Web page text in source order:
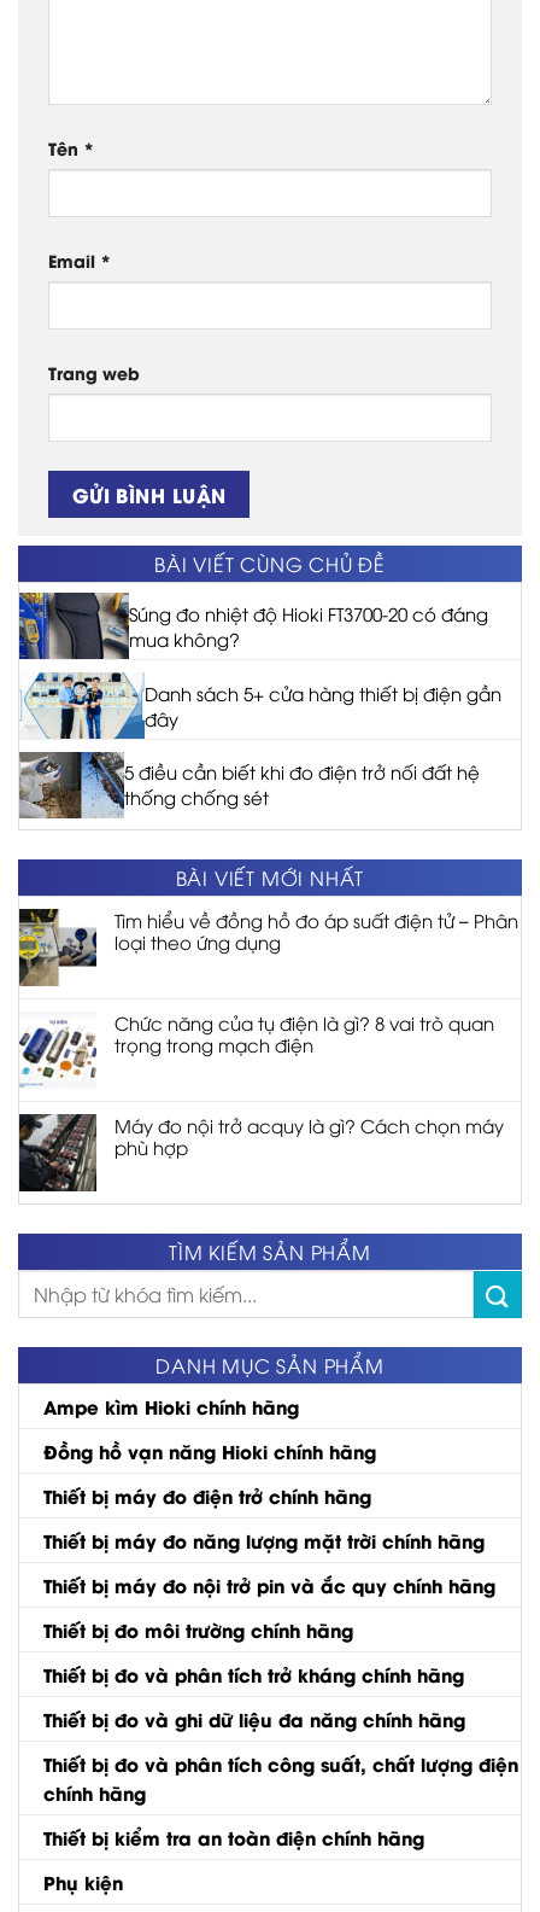
Tên *
Email *
Trang web
BÀI VIẾT CÙNG CHỦ ĐỀ
Súng đo nhiệt độ Hioki FT3700-20 có đáng
mua không?
Danh sách 5+ cửa hàng thiết bị điện gần
đây
5 điều cần biết khi đo điện trở nối đất hệ
thống chống sét
BÀI VIẾT MỚI NHẤT
Tìm hiểu về đồng hồ đo áp suất điện tử – Phân
loại theo ứng dụng
Chức năng của tụ điện là gì? 8 vai trò quan
trọng trong mạch điện
Máy đo nội trở acquy là gì? Cách chọn máy
phù hợp
TÌM KIẾM SẢN PHẨM
Tìm
kiếm:
DANH MỤC SẢN PHẨM
Ampe kìm Hioki chính hãng
Đồng hồ vạn năng Hioki chính hãng
Thiết bị máy đo điện trở chính hãng
Thiết bị máy đo năng lượng mặt trời chính hãng
Thiết bị máy đo nội trở pin và ắc quy chính hãng
Thiết bị đo môi trường chính hãng
Thiết bị đo và phân tích trở kháng chính hãng
Thiết bị đo và ghi dữ liệu đa năng chính hãng
Thiết bị đo và phân tích công suất, chất lượng điện
chính hãng
Thiết bị kiểm tra an toàn điện chính hãng
Phụ kiện